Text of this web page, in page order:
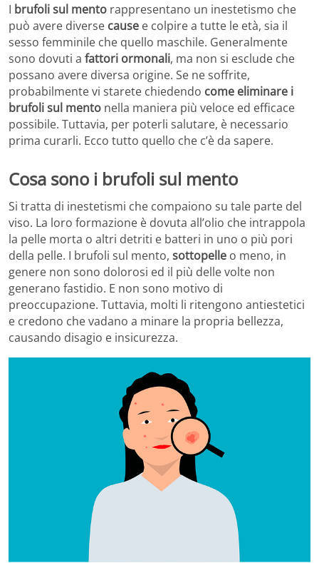
I brufoli sul mento rappresentano un inestetismo che
può avere diverse cause e colpire a tutte le età, sia il
sesso femminile che quello maschile. Generalmente
sono dovuti a fattori ormonali, ma non si esclude che
possano avere diversa origine. Se ne soffrite,
probabilmente vi starete chiedendo come eliminare i
brufoli sul mento nella maniera più veloce ed efficace
possibile. Tuttavia, per poterli salutare, è necessario
prima curarli. Ecco tutto quello che c’è da sapere.
Cosa sono i brufoli sul mento
Si tratta di inestetismi che compaiono su tale parte del
viso. La loro formazione è dovuta all’olio che intrappola
la pelle morta o altri detriti e batteri in uno o più pori
della pelle. I brufoli sul mento, sottopelle o meno, in
genere non sono dolorosi ed il più delle volte non
generano fastidio. E non sono motivo di
preoccupazione. Tuttavia, molti li ritengono antiestetici
e credono che vadano a minare la propria bellezza,
causando disagio e insicurezza.